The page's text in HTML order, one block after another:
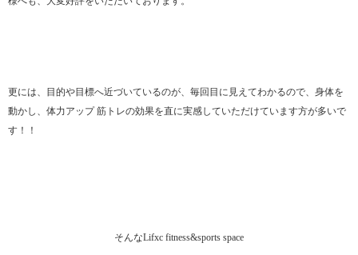
更には、目的や目標へ近づいているのが、毎回目に見えてわかるので、身体を
動かし、体力アップ 筋トレの効果を直に実感していただけています方が多いで
す！！
そんなLifxc fitness&sports space